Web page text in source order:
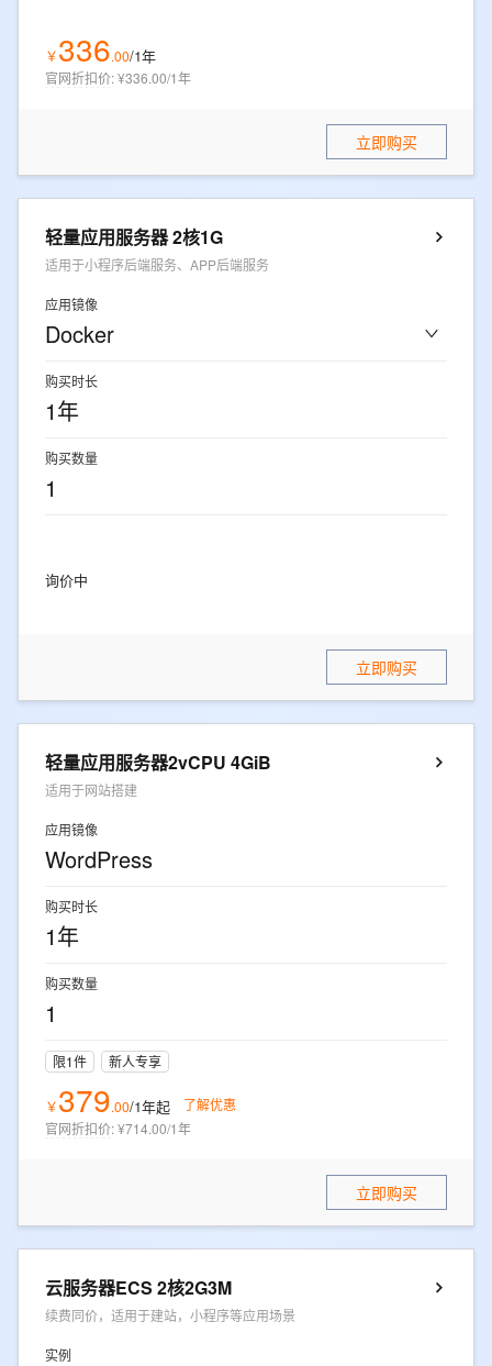
￥336.00/1年
官网折扣价:¥336.00/1年
立即购买
轻量应用服务器 2核1G
适用于小程序后端服务、APP后端服务
应用镜像
Docker
购买时长
1年
购买数量
1
点击立即购买，获取最新价格
立即购买
轻量应用服务器2vCPU 4GiB
适用于网站搭建
应用镜像
WordPress
购买时长
1年
购买数量
1
限1件 新人专享
￥379.00/1年起
了解优惠
官网折扣价:¥714.00/1年
立即购买
云服务器ECS 2核2G3M
续费同价，适用于建站，小程序等应用场景
实例